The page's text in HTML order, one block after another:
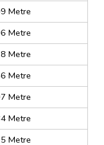
Metre
Metre
Metre
Metre
Metre
Metre
Metre